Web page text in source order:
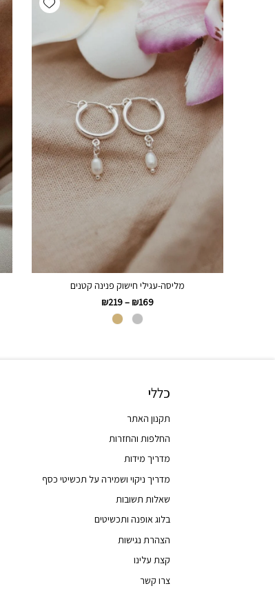
מליסה-עגילי חישוק פנינה קטנים
₪169
–
₪219
כללי
תקנון האתר
החלפות והחזרות
מדריך מידות
מדריך ניקוי ושמירה על תכשיטי כסף
שאלות תשובות
בלוג אופנה ותכשיטים
הצהרת נגישות
קצת עלינו
צרו קשר